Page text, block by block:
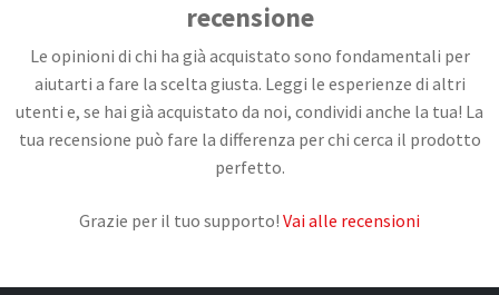
recensione
Le opinioni di chi ha già acquistato sono fondamentali per
aiutarti a fare la scelta giusta. Leggi le esperienze di altri
utenti e, se hai già acquistato da noi, condividi anche la tua! La
tua recensione può fare la differenza per chi cerca il prodotto
perfetto.
Grazie per il tuo supporto! Vai alle recensioni